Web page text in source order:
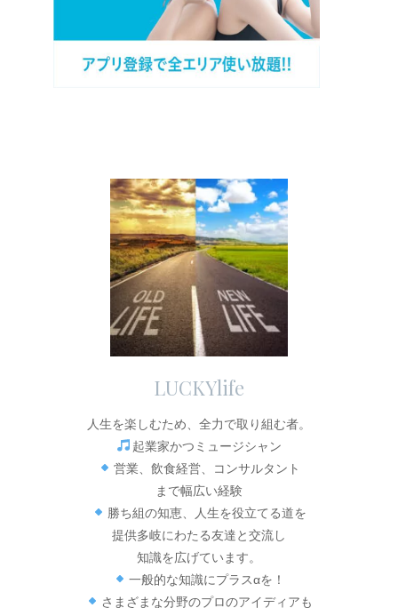
LUCKYlife
人生を楽しむため、全力で取り組む者。
起業家かつミュージシャン
営業、飲食経営、コンサルタント
まで幅広い経験
勝ち組の知恵、人生を役立てる道を
提供多岐にわたる友達と交流し
知識を広げています。
一般的な知識にプラスαを！
さまざまな分野のプロのアイディアも